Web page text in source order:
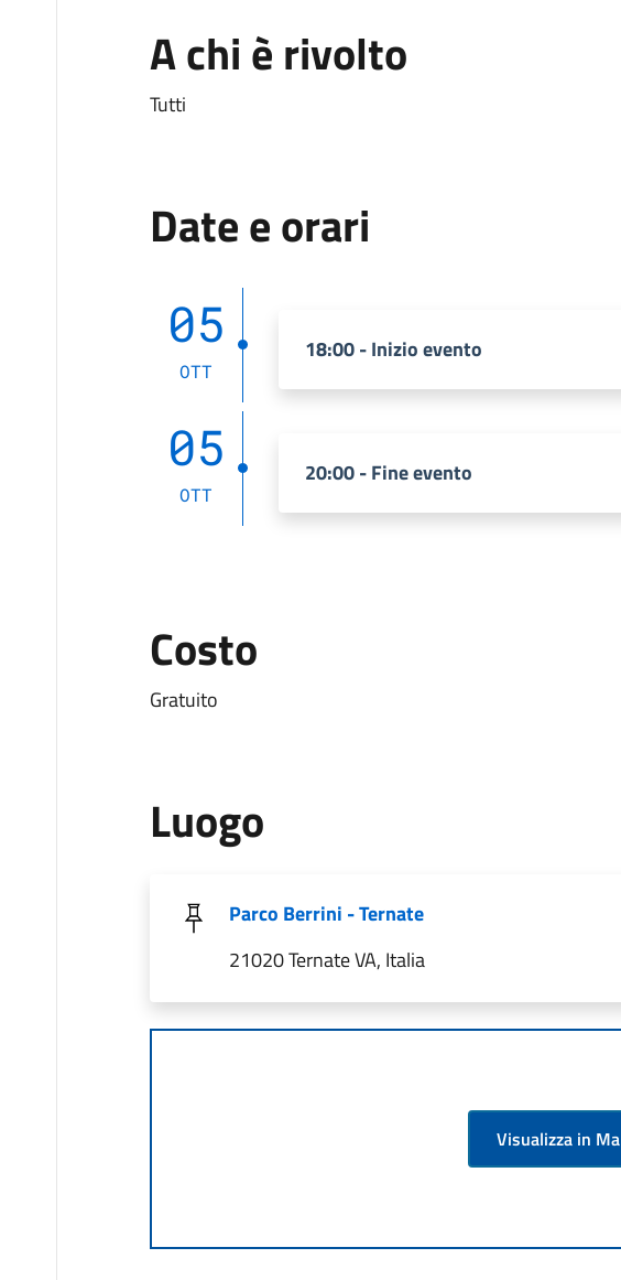
A chi è rivolto
Tutti
Date e orari
05
OTT
18:00 - Inizio evento
05
OTT
20:00 - Fine evento
Costo
Gratuito
Luogo
Parco Berrini - Ternate
21020 Ternate VA, Italia
Visualizza in